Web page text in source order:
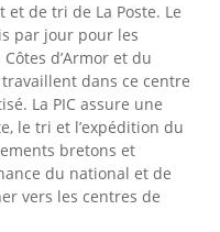
de tri de La Poste. Le
par jour pour les
d’Armor et du
dans ce centre
La PIC assure une
le tri et l’expédition du
bretons et
du national et de
vers les centres de